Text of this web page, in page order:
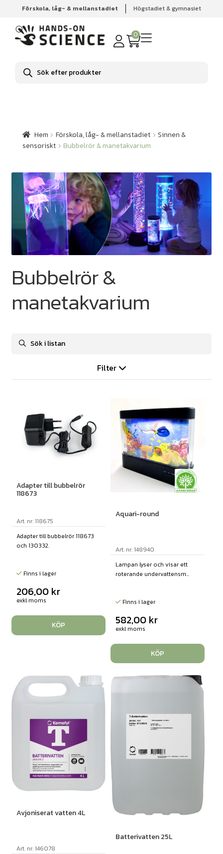
Förskola, låg- & mellanstadiet Högstadiet & gymnasiet
0
Produktsökning
Hem Förskola, låg- & mellanstadiet
Sinnen & sensoriskt
Bubbelrör & manetakvarium
Hem Förskola, låg- & mellanstadiet
Sinnen &
sensoriskt
Bubbelrör & manetakvarium
Bubbelrör &
manetakvarium
Filter
Adapter till bubbelrör
118673
Art. nr: 118675
Adapter till bubbelrör 118673
och 130332.
Finns i lager
206,00 kr
exkl moms
KÖP
Aquari-round
Art. nr: 148940
Lampan lyser och visar ett
roterande undervattensm...
Finns i lager
582,00 kr
exkl moms
KÖP
Avjoniserat vatten 4L
Art. nr: 146078
Batterivatten 25L